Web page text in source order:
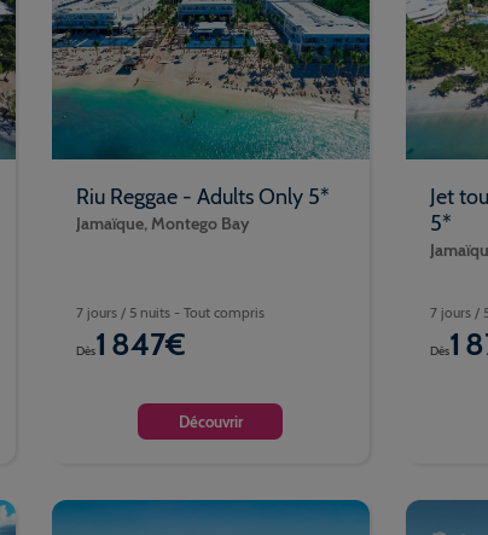
Riu Reggae - Adults Only 5*
Jamaïque, Montego Bay
7 jours / 5 nuits - Tout compris
Dès1 847€
Découvrir
Jet
5*
7 jours /
Dès1